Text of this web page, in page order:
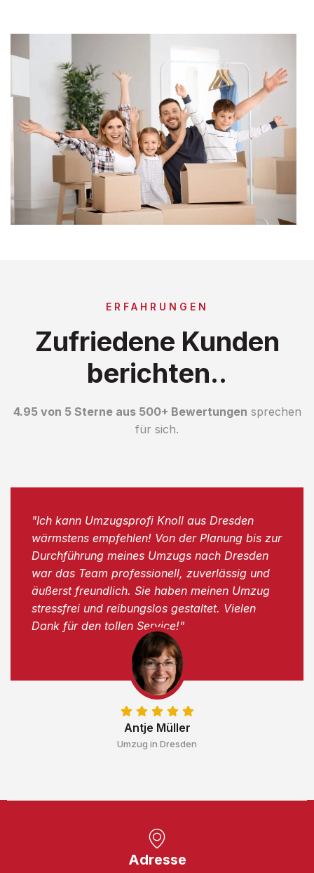
ERFAHRUNGEN
Zufriedene Kunden
berichten..
4.95 von 5 Sterne aus 500+ Bewertungen sprechen
für sich.
Antje Müller
Umzug in Dresden
"Ich kann Umzugsprofi Knoll aus Dresden
wärmstens empfehlen! Von der Planung bis zur
Durchführung meines Umzugs nach Dresden
war das Team professionell, zuverlässig und
äußerst freundlich. Sie haben meinen Umzug
stressfrei und reibungslos gestaltet. Vielen
Dank für den tollen Service!"
Adresse